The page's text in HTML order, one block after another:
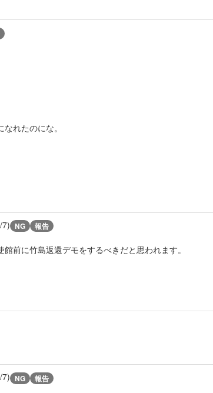
れたのにな。
7) NG 報告
前に竹島返還デモをするべきだと思われます。
7) NG 報告